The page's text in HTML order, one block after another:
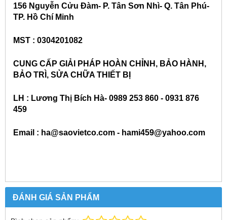
156 Nguyễn Cửu Đàm- P. Tân Sơn Nhì- Q. Tân Phú-
TP. Hồ Chí Minh
MST : 0304201082
CUNG CẤP GIẢI PHÁP HOÀN CHỈNH, BẢO HÀNH,
BẢO TRÌ, SỬA CHỮA THIẾT BỊ
LH : Lương Thị Bích Hà- 0989 253 860 - 0931 876
459
Email : ha@saovietco.com - hami459@yahoo.com
ĐÁNH GIÁ SẢN PHẨM